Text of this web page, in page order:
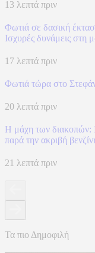
13 λεπτά πριν
Φωτιά σε δασική
Ισχυρές δυνάμεις στη
17 λεπτά πριν
Φωτιά τώρα στο
20 λεπτά πριν
Η μάχη των διακοπών:
παρά την ακριβή
21 λεπτά πριν
Τα πιο Δημοφιλή